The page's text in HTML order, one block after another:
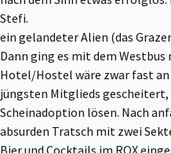
Stefi.
ein gelandeter Alien (das
Dann ging es mit dem Westbus
Hotel/Hostel wäre zwar fast
jüngsten Mitglieds gescheitert,
Scheinadoption lösen. Nach
absurden Tratsch mit zwei
Bier und Cocktails im ROX